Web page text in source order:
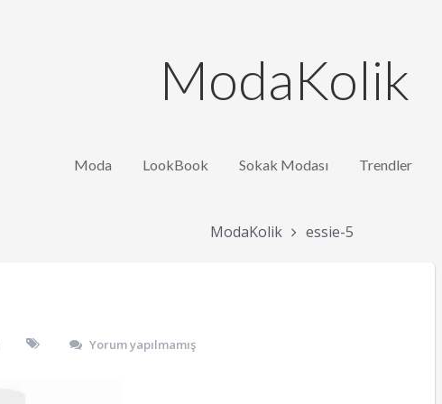
ModaKolik
Moda LookBook Sokak Modası Trendler
ModaKolik essie-5
Yorum yapılmamış